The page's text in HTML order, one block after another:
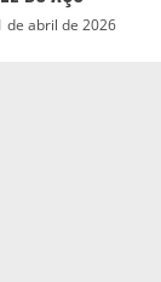
de abril de 2026